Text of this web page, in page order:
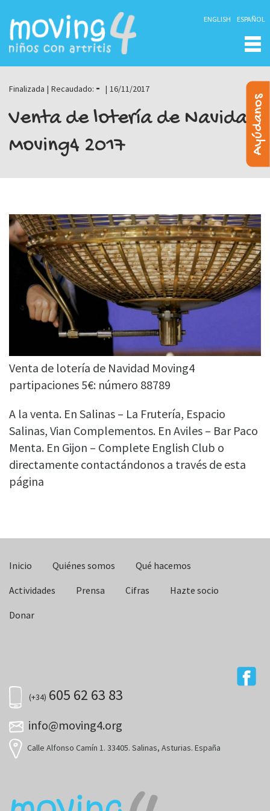
ENGLISH ESPAÑOL
Ayúdanos
Finalizada | Recaudado: - | 16/11/2017
Venta de lotería de Navidad
Moving4 2017
Venta de lotería de Navidad Moving4
partipaciones 5€: número 88789
A la venta. En Salinas – La Frutería, Espacio
Salinas, Vian Complementos. En Aviles – Bar Paco
Menta. En Gijon – Complete English Club o
directamente contactándonos a través de esta
página
Inicio Quiénes somos Qué hacemos
Actividades Prensa Cifras Hazte socio
Donar
(+34) 605 62 63 83
info@moving4.org
Calle Alfonso Camín 1. 33405. Salinas, Asturias. España